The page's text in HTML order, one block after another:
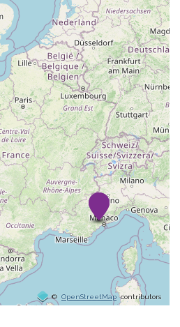
© OpenStreetMap contributors